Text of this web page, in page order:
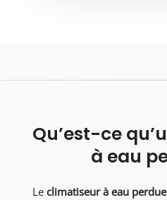
Qu’est-ce
à eau
Le climatiseur à eau perdue